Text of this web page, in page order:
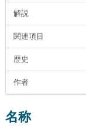
解説
関連項目
歴史
作者
名称